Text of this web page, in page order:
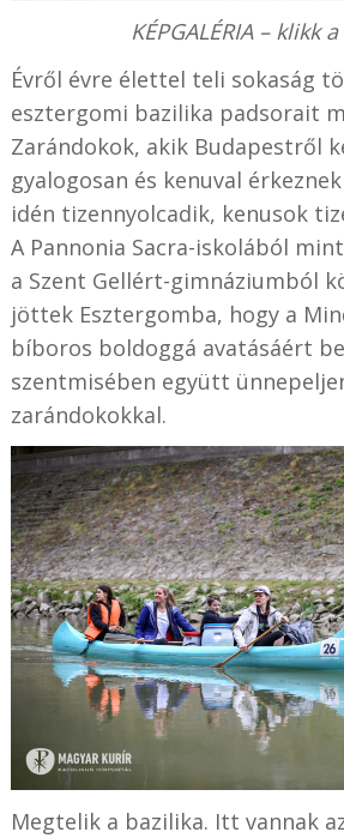
KÉPGALÉRIA – klikk
Évről évre élettel teli sokaság
esztergomi bazilika padsorait
Zarándokok, akik Budapestről
gyalogosan és kenuval
idén tizennyolcadik, kenusok
A Pannonia Sacra-iskolából
a Szent Gellért-gimnáziumból
jöttek Esztergomba, hogy a
bíboros boldoggá avatásáért
szentmisében együtt
zarándokokkal.
Megtelik a bazilika. Itt vannak